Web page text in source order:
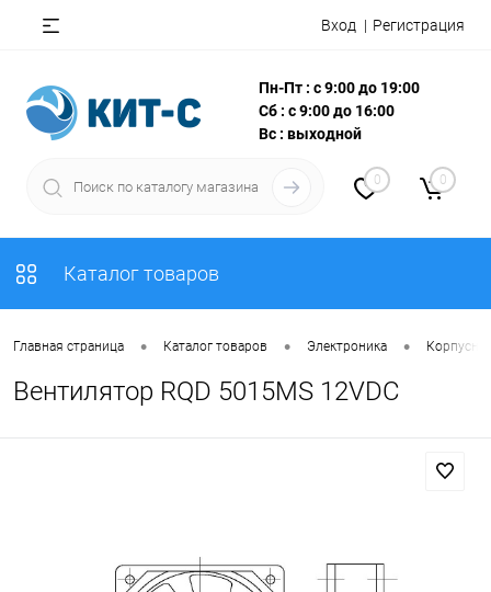
Вход Регистрация
Пн-Пт : с 9:00 до 19:00
Сб : с 9:00 до 16:00
Вс : выходной
0 0
Каталог товаров
Главная страница • Каталог товаров • Электроника •
Вентилятор RQD 5015MS 12VDC